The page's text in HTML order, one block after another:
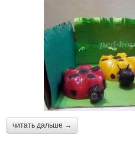
читать дальше →